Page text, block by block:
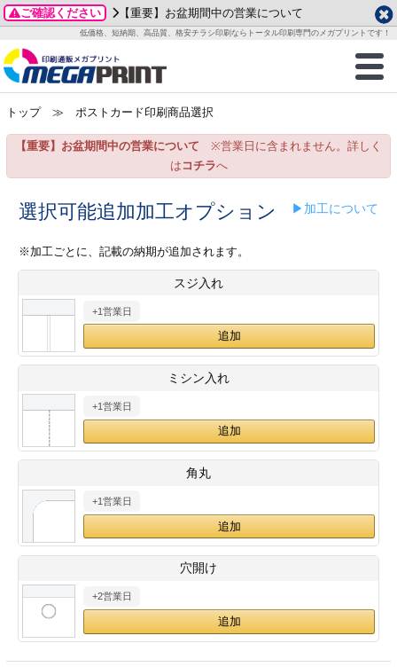
ご確認ください 【重要】お盆期間中の営業について
低価格、短納期、高品質、格安チラシ印刷ならトータル印刷専門のメガプリントです！
商品一覧
グッズ
ステッカー
ックカード印刷
業ツール印刷
＆盛り上げ印刷
ご利用ガイド
お客様へ
いて
方法
/送料について
刷
カード印刷
ックカード名刺
ムカード
型マル型印刷
ード印刷
刷
印刷
印刷
フォルダー
データ作成ガイド
成前に
ガイド
加工指示ガイド
テンプレート
ード印刷
名刺印刷
ックカード
ード印刷
形マル型
印刷
刷
印刷
一覧
わせ
り
プル請求
2026年 8月
月
火 水 木 金
土
1
3
4 5 6 7
8
15
24
25 26 27
29
土
1
2 3
9 10 11
12
14
15 16 17 18
19
26
28
29 30
・・休業日
トップ≫ ポストカード印刷商品選択
【重要】お盆期間中の営業について ※営業日に含まれません。詳しく
は コチラへ
選択可能追加加工オプション ▶加工について
※加工ごとに、記載の納期が追加されます。
スジ入れ
+1営業日
ミシン入れ
+1営業日
角丸
+1営業日
穴開け
+2営業日